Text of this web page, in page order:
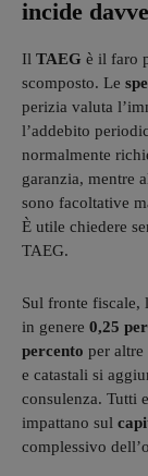
incide
Il TAEG è il faro
scomposto. Le
perizia valuta
l’addebito
normalmente
garanzia, mentre
sono facoltative
È utile chiedere
TAEG.
Sul fronte fiscale,
in genere 0,25
percento per
e catastali si
consulenza. Tutti
impattano sul
complessivo